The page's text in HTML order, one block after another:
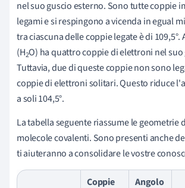
nel suo guscio esterno. Sono tutte coppie
legami e si respingono a vicenda in egual
tra ciascuna delle coppie legate è di 109,5°.
(H2O) ha quattro coppie di elettroni nel
Tuttavia, due di queste coppie non sono
coppie di elettroni solitari. Questo riduce
a soli 104,5°.
La tabella seguente riassume le geometrie
molecole covalenti. Sono presenti anche
ti aiuteranno a consolidare le vostre
Coppie Angolo